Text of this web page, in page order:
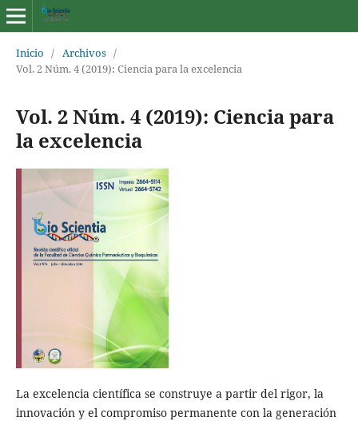
Inicio / Archivos /
Vol. 2 Núm. 4 (2019): Ciencia para la excelencia
Vol. 2 Núm. 4 (2019): Ciencia para
la excelencia
La excelencia científica se construye a partir del rigor, la
innovación y el compromiso permanente con la generación